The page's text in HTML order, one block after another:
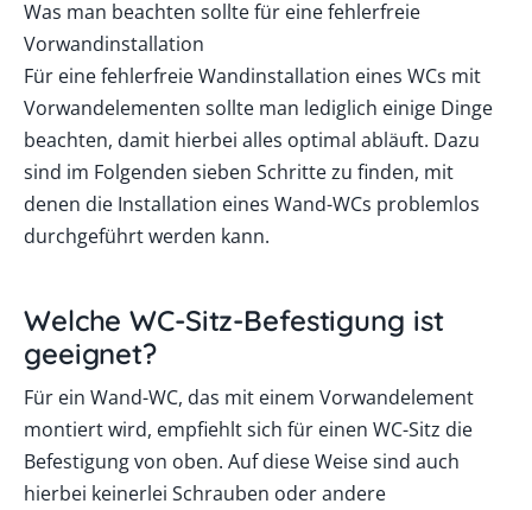
Was man beachten sollte für eine fehlerfreie
Vorwandinstallation
Für eine fehlerfreie Wandinstallation eines WCs mit
Vorwandelementen sollte man lediglich einige Dinge
beachten, damit hierbei alles optimal abläuft. Dazu
sind im Folgenden sieben Schritte zu finden, mit
denen die Installation eines Wand-WCs problemlos
durchgeführt werden kann.
Welche WC-Sitz-Befestigung ist
geeignet?
Für ein Wand-WC, das mit einem Vorwandelement
montiert wird, empfiehlt sich für einen WC-Sitz die
Befestigung von oben. Auf diese Weise sind auch
hierbei keinerlei Schrauben oder andere